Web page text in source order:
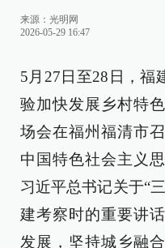
来源： 光明网
2026-05-29 16:47
5月27日至28日，福
验加快发展乡村特
场会在福州福清市
中国特色社会主义
习近平总书记关于“
建考察时的重要讲
发展，坚持城乡融